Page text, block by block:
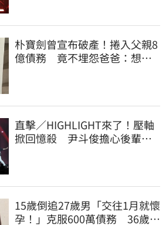
朴寶劍曾宣布破產！捲入父親8
億債務 竟不埋怨爸爸：想成
直擊／HIGHLIGHT來了！壓軸
掀回憶殺 尹斗俊擔心後輩太
15歲倒追27歲男「交往1月就懷
孕！」克服600萬債務 36歲美